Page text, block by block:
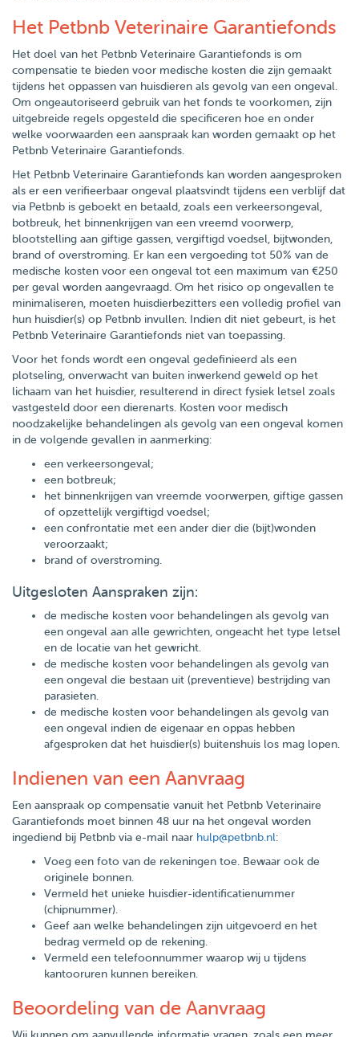
Het Petbnb Veterinaire Garantiefonds
Het doel van het Petbnb Veterinaire Garantiefonds is om
compensatie te bieden voor medische kosten die zijn gemaakt
tijdens het oppassen van huisdieren als gevolg van een ongeval.
Om ongeautoriseerd gebruik van het fonds te voorkomen, zijn
uitgebreide regels opgesteld die specificeren hoe en onder
welke voorwaarden een aanspraak kan worden gemaakt op het
Petbnb Veterinaire Garantiefonds.
Het Petbnb Veterinaire Garantiefonds kan worden aangesproken
als er een verifieerbaar ongeval plaatsvindt tijdens een verblijf dat
via Petbnb is geboekt en betaald, zoals een verkeersongeval,
botbreuk, het binnenkrijgen van een vreemd voorwerp,
blootstelling aan giftige gassen, vergiftigd voedsel, bijtwonden,
brand of overstroming. Er kan een vergoeding tot 50% van de
medische kosten voor een ongeval tot een maximum van €250
per geval worden aangevraagd. Om het risico op ongevallen te
minimaliseren, moeten huisdierbezitters een volledig profiel van
hun huisdier(s) op Petbnb invullen. Indien dit niet gebeurt, is het
Petbnb Veterinaire Garantiefonds niet van toepassing.
Voor het fonds wordt een ongeval gedefinieerd als een
plotseling, onverwacht van buiten inwerkend geweld op het
lichaam van het huisdier, resulterend in direct fysiek letsel zoals
vastgesteld door een dierenarts. Kosten voor medisch
noodzakelijke behandelingen als gevolg van een ongeval komen
in de volgende gevallen in aanmerking:
een verkeersongeval;
een botbreuk;
het binnenkrijgen van vreemde voorwerpen, giftige gassen
of opzettelijk vergiftigd voedsel;
een confrontatie met een ander dier die (bijt)wonden
veroorzaakt;
brand of overstroming.
Uitgesloten Aanspraken zijn:
de medische kosten voor behandelingen als gevolg van
een ongeval aan alle gewrichten, ongeacht het type letsel
en de locatie van het gewricht.
de medische kosten voor behandelingen als gevolg van
een ongeval die bestaan uit (preventieve) bestrijding van
parasieten.
de medische kosten voor behandelingen als gevolg van
een ongeval indien de eigenaar en oppas hebben
afgesproken dat het huisdier(s) buitenshuis los mag lopen.
Indienen van een Aanvraag
Een aanspraak op compensatie vanuit het Petbnb Veterinaire
Garantiefonds moet binnen 48 uur na het ongeval worden
ingediend bij Petbnb via e-mail naar hulp@petbnb.nl:
Voeg een foto van de rekeningen toe. Bewaar ook de
originele bonnen.
Vermeld het unieke huisdier-identificatienummer
(chipnummer).
Geef aan welke behandelingen zijn uitgevoerd en het
bedrag vermeld op de rekening.
Vermeld een telefoonnummer waarop wij u tijdens
kantooruren kunnen bereiken.
Beoordeling van de Aanvraag